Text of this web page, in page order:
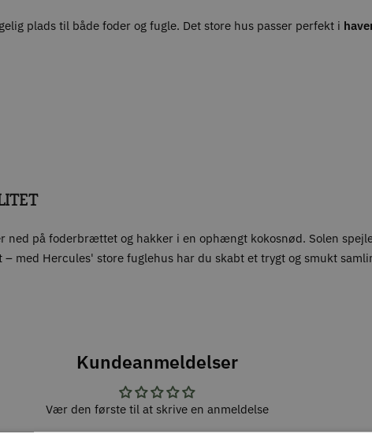
plads til både foder og fugle. Det store hus passer perfekt i
ned på foderbrættet og hakker i en ophængt kokosnød. Solen
med Hercules' store fuglehus har du skabt et trygt og smukt
Kundeanmeldelser
Vær den første til at skrive en anmeldelse